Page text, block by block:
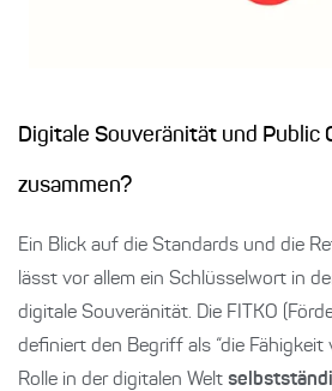
Digitale Souveränität und Public
zusammen?
Ein Blick auf die Standards und die
lässt vor allem ein Schlüsselwort in
digitale Souveränität. Die FITKO
definiert den Begriff als “die
Rolle in der digitalen Welt